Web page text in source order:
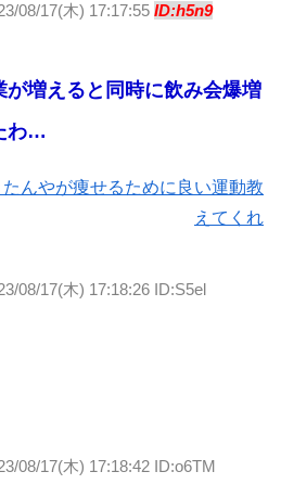
08/17(木) 17:17:55 ID:h5n9
増えると同時に飲み会爆増
わ…
たんやが痩せるために良い運動教
えてくれ
08/17(木) 17:18:26 ID:S5el
08/17(木) 17:18:42 ID:o6TM